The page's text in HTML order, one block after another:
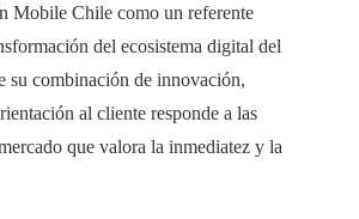
Mobile Chile como un referente
del ecosistema digital del
su combinación de innovación,
al cliente responde a las
que valora la inmediatez y la